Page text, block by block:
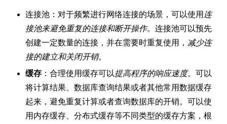
连接池：对于频繁进行网络连接的场景，可以使用连
接池来避免重复的连接和断开操作。连接池可以预先
创建一定数量的连接，并在需要时重复使用， 减少连
接的建立和关闭开销。
缓存 ：合理使用缓存可以提高程序的响应速度。可以
将计算结果、数据库查询结果或者其他常用数据缓存
起来，避免重复计算或者查询数据库的开销。可以使
用内存缓存、分布式缓存等不同类型的缓存方案，根